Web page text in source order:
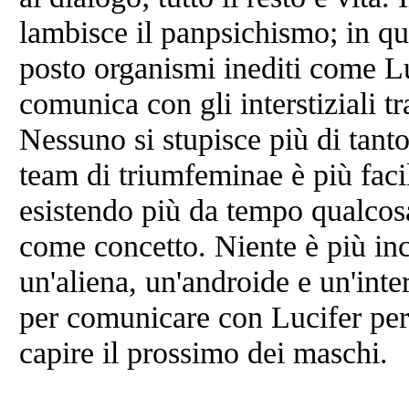
lambisce il panpsichismo; in
posto organismi inediti come
comunica con gli interstiziali
Nessuno si stupisce più di
team di triumfeminae è più
esistendo più da tempo
come concetto. Niente è più
un'aliena, un'androide e
per comunicare con Lucifer
capire il prossimo dei maschi.